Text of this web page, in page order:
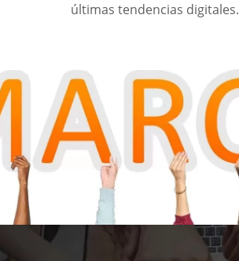
últimas tendencias digitales.